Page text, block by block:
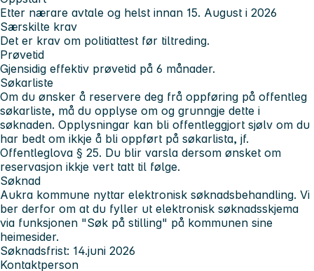
Etter nærare avtale og helst innan 15. August i 2026
Særskilte krav
Det er krav om politiattest før tiltreding.
Prøvetid
Gjensidig effektiv prøvetid på 6 månader.
Søkarliste
Om du ønsker å reservere deg frå oppføring på offentleg
søkarliste, må du opplyse om og grunngje dette i
søknaden. Opplysningar kan bli offentleggjort sjølv om du
har bedt om ikkje å bli oppført på søkarlista, jf.
Offentleglova § 25. Du blir varsla dersom ønsket om
reservasjon ikkje vert tatt til følge.
Søknad
Aukra kommune nyttar elektronisk søknadsbehandling. Vi
ber derfor om at du fyller ut elektronisk søknadsskjema
via funksjonen "Søk på stilling" på kommunen sine
heimesider.
Søknadsfrist: 14.juni 2026
Kontaktperson